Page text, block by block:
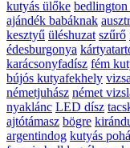
kutyás ülőke bedlington
ajándék babáknak
kesztyű üléshuzat szűrő
édesburgonya
karácsonyfadísz fém
bújós kutyafekhely vizsa
németjuhász német
nyaklánc LED dísz
ajtótámasz bögre
argentindog kutyás